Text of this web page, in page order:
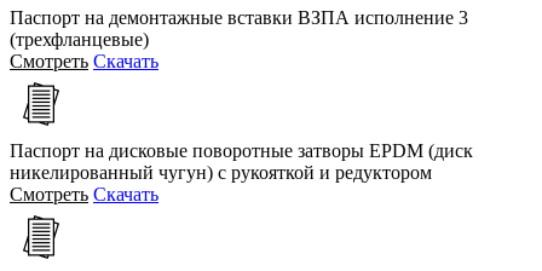
Паспорт на демонтажные вставки ВЗПА исполнение 3
(трехфланцевые)
Смотреть Скачать
Паспорт на дисковые поворотные затворы EPDM (диск
никелированный чугун) c рукояткой и редуктором
Смотреть Скачать